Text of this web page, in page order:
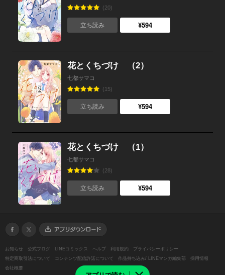
(20)
立ち読み ¥594
花とくちづけ （2）
七都サマコ
(15)
立ち読み ¥594
花とくちづけ （1）
七都サマコ
(28)
立ち読み ¥594
お知らせ 公式ブログ LINEコミックス ヘルプ 利用規約
プライバシーポリシー
特定商取引法について
コンテンツ配信許諾について 作品持ち込み/ LINEマンガ編集部
採用情報
会社概要